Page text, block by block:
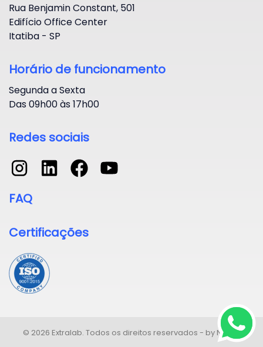
Rua Benjamin Constant, 501
Edifício Office Center
Itatiba - SP
Horário de funcionamento
Segunda a Sexta
Das 09h00 às 17h00
Redes sociais
FAQ
Certificações
© 2026 Extralab. Todos os direitos reservados - by Next4.